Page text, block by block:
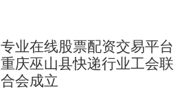
专业在线股票配资交易平台
重庆巫山县快递行业工会联
合会成立